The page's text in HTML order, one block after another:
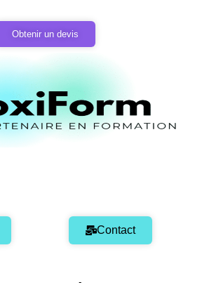
Obtenir un devis
Contact